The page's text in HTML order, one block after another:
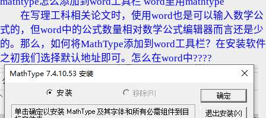
在写理工科相关论文时，使用word也是可以输入数学公
式的，但word中的公式数量相对数学公式编辑器而言还是少
的。那么，如何将MathType添加到word工具栏？在安装软件
之初我们选择默认地址即可。怎么在word中????